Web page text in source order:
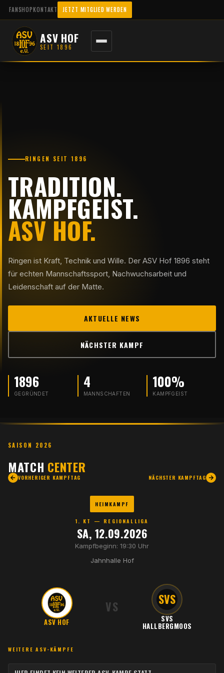
FANSHOPKONTAKT JETZT MITGLIED WERDEN
ASV HOF
SEIT 1896
Zum
Inhalt
springen
RINGEN SEIT 1896
TRADITION.
KAMPFGEIST.
ASV HOF.
Ringen ist Kraft, Technik und Wille. Der ASV Hof 1896 steht
für echten Mannschaftssport, Nachwuchsarbeit und
Leidenschaft auf der Matte.
AKTUELLE NEWS
NÄCHSTER KAMPF
1896
GEGRÜNDET
4
MANNSCHAFTEN
100%
KAMPFGEIST
SAISON 2026
MATCH CENTER
VORHERIGER KAMPFTAG NÄCHSTER KAMPFTAG
HEIMKAMPF
1. KT — REGIONALLIGA
SA, 12.09.2026
Kampfbeginn: 19:30 Uhr
Jahnhalle Hof
ASV HOF
VS SVS
SVS
HALLBERGMOOS
WEITERE ASV-KÄMPFE